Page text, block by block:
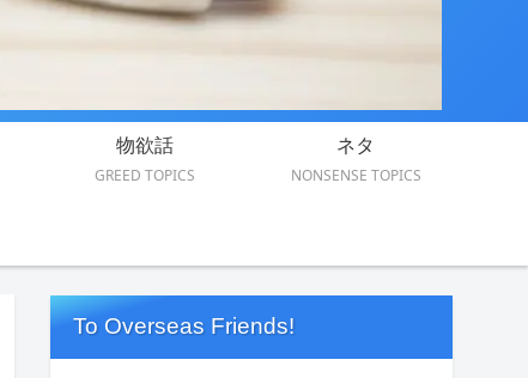
物欲話
GREED TOPICS
ネタ
NONSENSE TOPICS
To Overseas Friends!